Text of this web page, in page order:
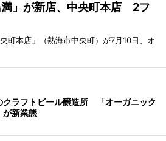
」が新店、中央町本店 2フ
町本店」（熱海市中央町）が7月10日、オ
クラフトビール醸造所 「オーガニック
が新業態